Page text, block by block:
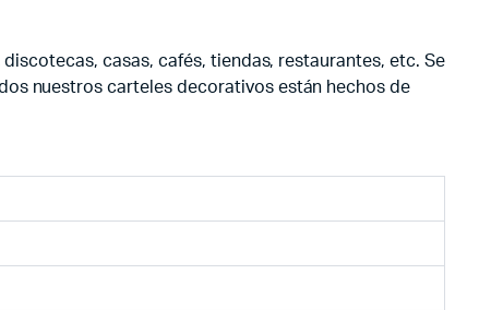
casas, cafés, tiendas, restaurantes, etc. Se
nuestros carteles decorativos están hechos de